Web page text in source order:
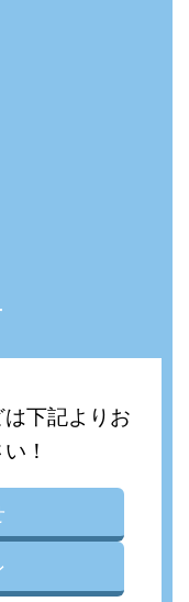
下記よりお
！